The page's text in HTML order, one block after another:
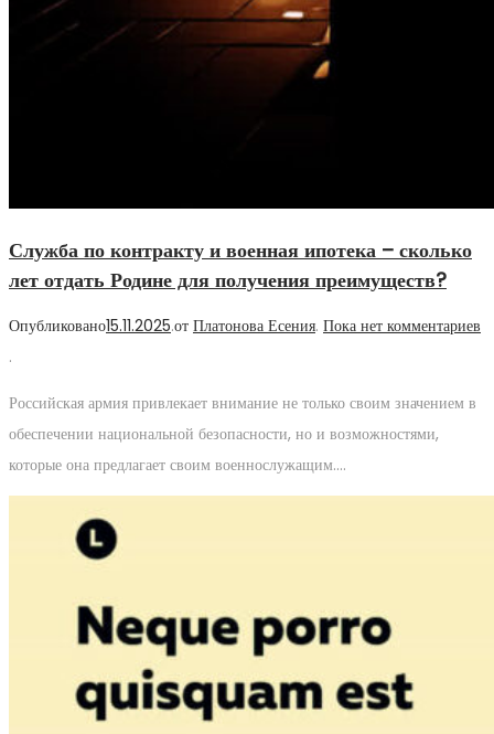
Служба по контракту и военная ипотека – сколько
лет отдать Родине для получения преимуществ?
Опубликовано15.11.2025.от Платонова Есения. Пока нет комментариев
.
Российская армия привлекает внимание не только своим значением в
обеспечении национальной безопасности, но и возможностями,
которые она предлагает своим военнослужащим….